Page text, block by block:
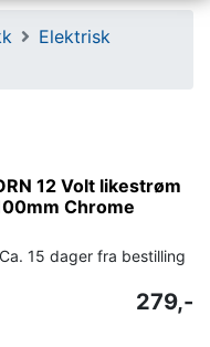
Elektrisk
12 Volt likestrøm
Chrome
Ca. 15 dager fra bestilling
279,-